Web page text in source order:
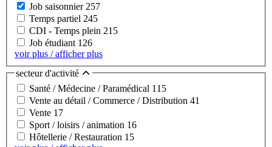
Job saisonnier 257
Temps partiel 245
CDI - Temps plein 215
Job étudiant 126
voir plus / afficher plus
secteur d'activité
Santé / Médecine / Paramédical 115
Vente au détail / Commerce / Distribution 41
Vente 17
Sport / loisirs / animation 16
Hôtellerie / Restauration 15